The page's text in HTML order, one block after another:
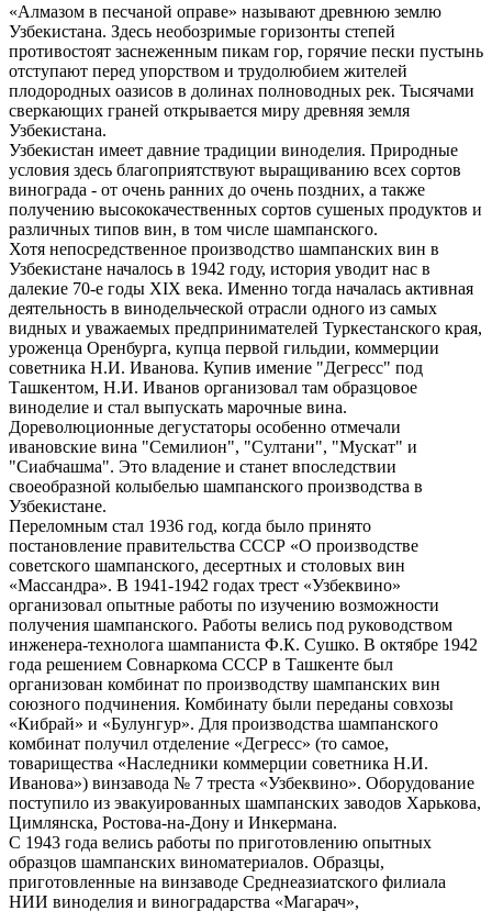
«Алмазом в песчаной оправе» называют древнюю землю
Узбекистана. Здесь необозримые горизонты степей
противостоят заснеженным пикам гор, горячие пески пустынь
отступают перед упорством и трудолюбием жителей
плодородных оазисов в долинах полноводных рек. Тысячами
сверкающих граней открывается миру древняя земля
Узбекистана.
Узбекистан имеет давние традиции виноделия. Природные
условия здесь благоприятствуют выращиванию всех сортов
винограда - от очень ранних до очень поздних, а также
получению высококачественных сортов сушеных продуктов и
различных типов вин, в том числе шампанского.
Хотя непосредственное производство шампанских вин в
Узбекистане началось в 1942 году, история уводит нас в
далекие 70-е годы XIX века. Именно тогда началась активная
деятельность в винодельческой отрасли одного из самых
видных и уважаемых предпринимателей Туркестанского края,
уроженца Оренбурга, купца первой гильдии, коммерции
советника Н.И. Иванова. Купив имение "Дегресс" под
Ташкентом, Н.И. Иванов организовал там образцовое
виноделие и стал выпускать марочные вина.
Дореволюционные дегустаторы особенно отмечали
ивановские вина "Семилион", "Султани", "Мускат" и
"Сиабчашма". Это владение и станет впоследствии
своеобразной колыбелью шампанского производства в
Узбекистане.
Переломным стал 1936 год, когда было принято
постановление правительства СССР «О производстве
советского шампанского, десертных и столовых вин
«Массандра». В 1941-1942 годах трест «Узбеквино»
организовал опытные работы по изучению возможности
получения шампанского. Работы велись под руководством
инженера-технолога шампаниста Ф.К. Сушко. В октябре 1942
года решением Совнаркома СССР в Ташкенте был
организован комбинат по производству шампанских вин
союзного подчинения. Комбинату были переданы совхозы
«Кибрай» и «Булунгур». Для производства шампанского
комбинат получил отделение «Дегресс» (то самое,
товарищества «Наследники коммерции советника Н.И.
Иванова») винзавода № 7 треста «Узбеквино». Оборудование
поступило из эвакуированных шампанских заводов Харькова,
Цимлянска, Ростова-на-Дону и Инкермана.
С 1943 года велись работы по приготовлению опытных
образцов шампанских виноматериалов. Образцы,
приготовленные на винзаводе Среднеазиатского филиала
НИИ виноделия и виноградарства «Магарач»,